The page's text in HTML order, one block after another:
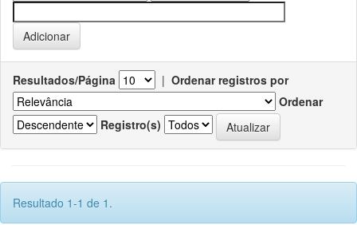
Resultados/Página | Ordenar registros por
Ordenar
Registro(s)
Resultado 1-1 de 1.